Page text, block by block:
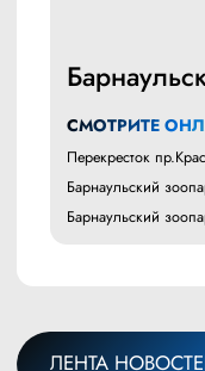
СМОТРИТЕ
Перекресток
Барнаульский
Барнаульский
ЛЕНТА